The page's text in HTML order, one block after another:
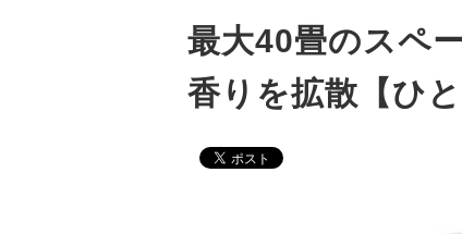
最大40畳のスペ
香りを拡散【ひ